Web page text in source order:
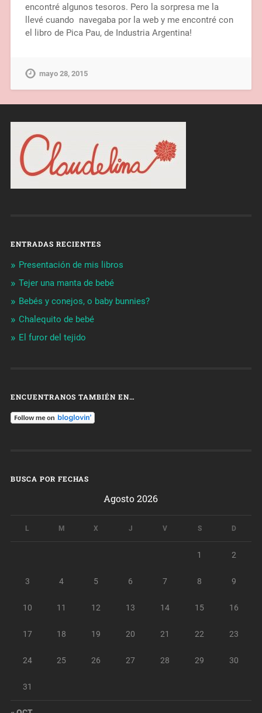
encontré algunos tesoros. Pero la sorpresa me la
llevé cuando navegaba por la web y me encontré con
el libro de Pica Pau, de Industria Argentina!
mayo 28, 2015
ENTRADAS RECIENTES
Presentación de mis libros
Tejer una manta de bebé
Bebés y conejos, o baby bunnies?
Chalequito de bebé
El furor del tejido
ENCUENTRANOS TAMBIÉN EN…
BUSCA POR FECHAS
Agosto 2026
L M X J V S D
1 2
3 4 5 6 7 8 9
10 11 12 13 14 15 16
17 18 19 20 21 22 23
24 25 26 27 28 29 30
31